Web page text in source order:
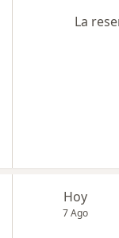
La
Hoy
7 Ago